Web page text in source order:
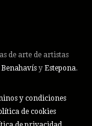
de arte de artistas
Benahavís y Estepona.
y condiciones
de cookies